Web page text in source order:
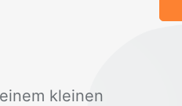
klei­nen